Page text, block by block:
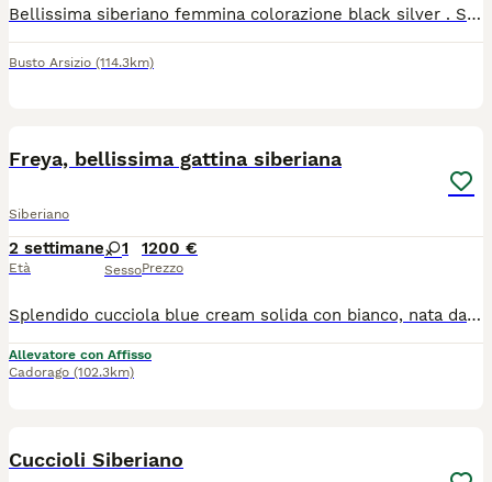
Bellissima siberiano femmina colorazione black silver . Sarà disponibile dopo 90 GG e ceduta con ciclo vaccinale microchip pedigree ministeriale. Tutte le ulteriori informazioni se interessati
Busto Arsizio (114.3km)
Freya, bellissima gattina siberiana
Siberiano
2 settimane
Età
1
Sesso
1200 €
Prezzo
Splendido cucciola blue cream solida con bianco, nata da rare e pregiate linee di sangue. La gattina sta crescendo in ambiente familiare, insieme ai fratelli, circondato da coccole e attenzioni. Perfetta come pet, per show e breading! La piccola verrà ceduto con Microchip termico Libretto sanitario Iscrizione in anagrafe Pedigree Vaccinazioni e profilassi personalizzate Regolare contratto di cessione Kit di benvenuto Visibile presso L’allevamento Casa di Cally insieme ai genitori. Non cerchiamo semplicemente una casa. Cerchiamo la famiglia giusta, quella con cui costruirà una storia destinata a durare tutta la vita. Se stai pensando di condividere il tuo cammino con un gatto siberiano, questo potrebbe essere l'inizio di qualcosa di speciale: 🤍 Selezione etica 🏡 Crescita in ambiente familiare 🥩 Alimentazione naturale 🩺 Genitori testati e seguiti con cura 🐾 Supporto prima e dopo l'arrivo del cucciolo Per informazioni sulle cucciolate disponibili e sulla nostra filosofia di allevamento, contattaci in privato Il cucciolo non è in regalo o adozione, contattare solo se realmente interessati
Allevatore con Affisso
Cadorago (102.3km)
Cuccioli Siberiano